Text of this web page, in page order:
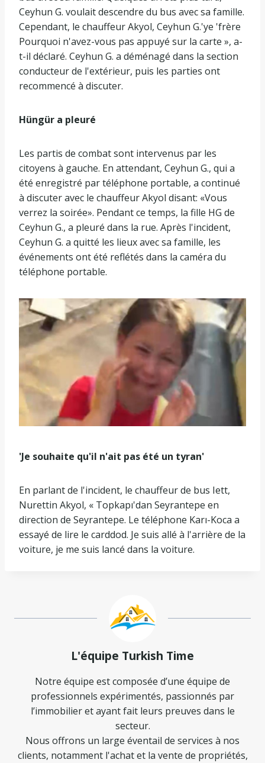
Ceyhun G. voulait descendre du bus avec sa famille.
Cependant, le chauffeur Akyol, Ceyhun G.'ye 'frère
Pourquoi n'avez-vous pas appuyé sur la carte », a-
t-il déclaré. Ceyhun G. a déménagé dans la section
conducteur de l'extérieur, puis les parties ont
recommencé à discuter.
Hüngür a pleuré
Les partis de combat sont intervenus par les
citoyens à gauche. En attendant, Ceyhun G., qui a
été enregistré par téléphone portable, a continué
à discuter avec le chauffeur Akyol disant: «Vous
verrez la soirée». Pendant ce temps, la fille HG de
Ceyhun G., a pleuré dans la rue. Après l'incident,
Ceyhun G. a quitté les lieux avec sa famille, les
événements ont été reflétés dans la caméra du
téléphone portable.
'Je souhaite qu'il n'ait pas été un tyran'
En parlant de l'incident, le chauffeur de bus Iett,
Nurettin Akyol, « Topkapı'dan Seyrantepe en
direction de Seyrantepe. Le téléphone Karı-Koca a
essayé de lire le carddod. Je suis allé à l'arrière de la
voiture, je me suis lancé dans la voiture.
L'équipe Turkish Time
Notre équipe est composée d’une équipe de
professionnels expérimentés, passionnés par
l’immobilier et ayant fait leurs preuves dans le
secteur.
Nous offrons un large éventail de services à nos
clients, notamment l'achat et la vente de propriétés,